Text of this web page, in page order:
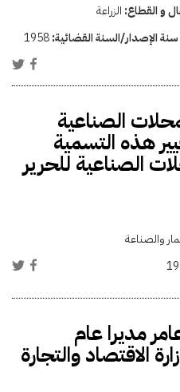
و القطاع: الزراعة
سنة الإصدار/السنة القضائية:1958
الصناعية
هذه التسمية
الصناعية للحرير
والصناعة
مديرا عام
الاقتصاد والتجارة